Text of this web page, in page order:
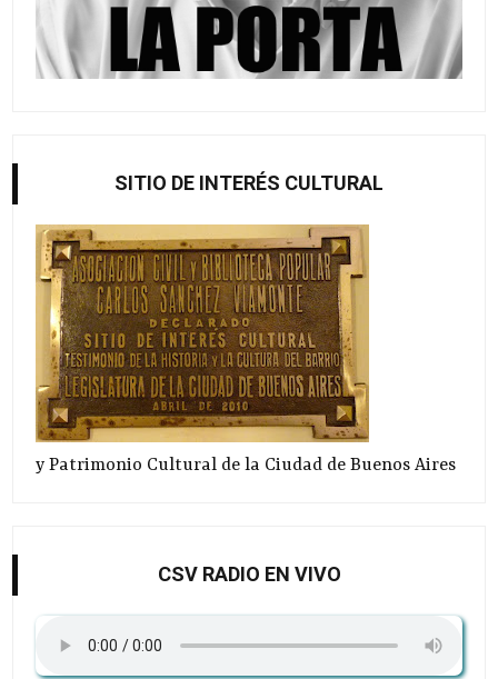
SITIO DE INTERÉS CULTURAL
y Patrimonio Cultural de la Ciudad de Buenos Aires
CSV RADIO EN VIVO